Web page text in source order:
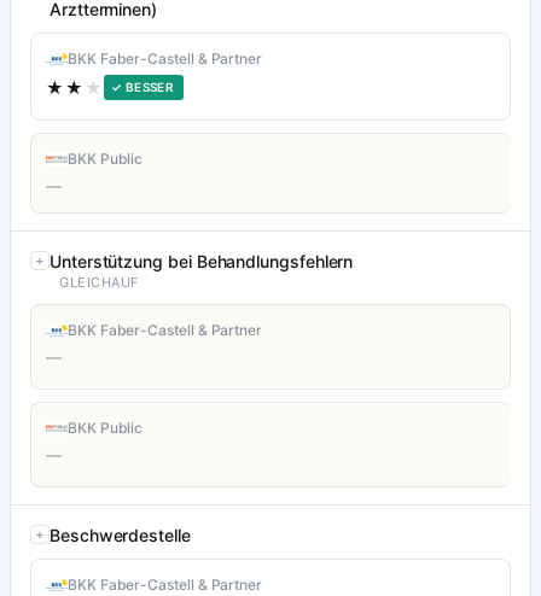
Arztterminen)
BKK Faber-Castell & Partner
★★ ★ ✓ BESSER
BKK Public
—
Unterstützung bei Behandlungsfehlern
GLEICHAUF
BKK Faber-Castell & Partner
—
BKK Public
—
Beschwerdestelle
BKK Faber-Castell & Partner